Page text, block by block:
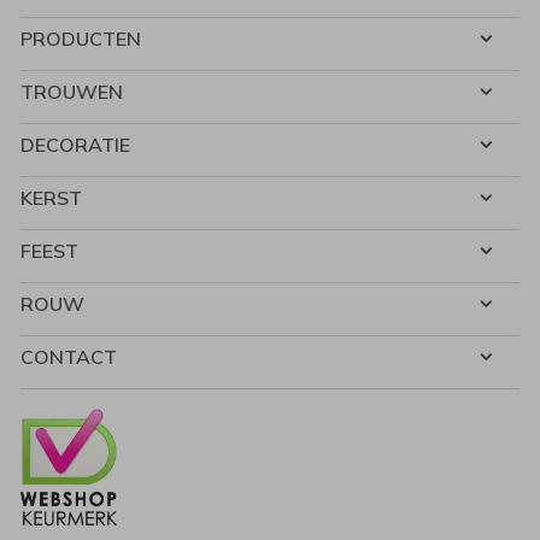
PRODUCTEN
TROUWEN
DECORATIE
KERST
FEEST
ROUW
CONTACT